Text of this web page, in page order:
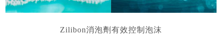
Zilibon消泡劑有效控制泡沫